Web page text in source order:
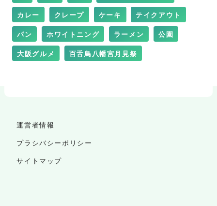
カレー クレープ ケーキ テイクアウト
パン ホワイトニング ラーメン 公園
大阪グルメ 百舌鳥八幡宮月見祭
運営者情報
プラシバシーポリシー
サイトマップ